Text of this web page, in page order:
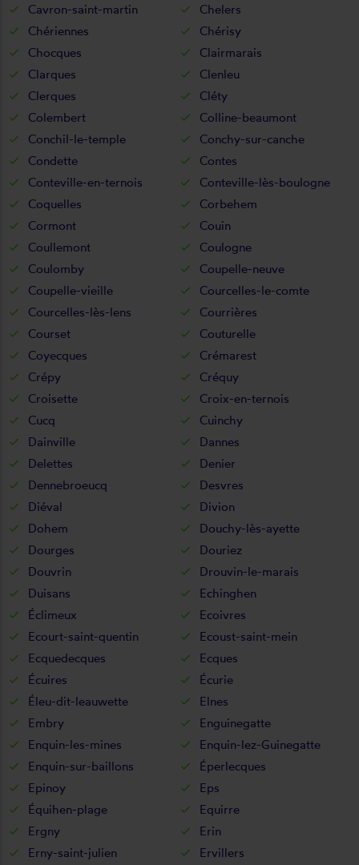
Cavron-saint-martin
Chelers
Chériennes
Chérisy
Chocques
Clairmarais
Clarques
Clenleu
Clerques
Cléty
Colembert
Colline-beaumont
Conchil-le-temple
Conchy-sur-canche
Condette
Contes
Conteville-en-ternois
Conteville-lès-boulogne
Coquelles
Corbehem
Cormont
Couin
Coullemont
Coulogne
Coulomby
Coupelle-neuve
Coupelle-vieille
Courcelles-le-comte
Courcelles-lès-lens
Courrières
Courset
Couturelle
Coyecques
Crémarest
Crépy
Créquy
Croisette
Croix-en-ternois
Cucq
Cuinchy
Dainville
Dannes
Delettes
Denier
Dennebroeucq
Desvres
Diéval
Divion
Dohem
Douchy-lès-ayette
Dourges
Douriez
Douvrin
Drouvin-le-marais
Duisans
Echinghen
Éclimeux
Ecoivres
Ecourt-saint-quentin
Ecoust-saint-mein
Ecquedecques
Ecques
Écuires
Écurie
Éleu-dit-leauwette
Elnes
Embry
Enguinegatte
Enquin-les-mines
Enquin-lez-Guinegatte
Enquin-sur-baillons
Éperlecques
Epinoy
Eps
Équihen-plage
Equirre
Ergny
Erin
Erny-saint-julien
Ervillers